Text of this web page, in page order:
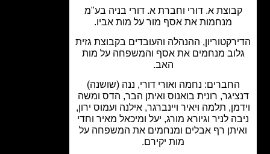
א. דורי וחברת א. דורי בניה בע"מ
מנחמות את אסף מור על מות אביו.
ההנהלה והעובדים בקבוצת גזית
מנחמים את אסף והמשפחה על מות
נחמה ואורי דורי, ננה (שושנה)
רונית בואנוס ואיתן הבר, הדס ומשה
תלמה ויאיר ויינברגר, אילנה ועמוס ירון,
לניר וגיורא מורג, יעל ומיכאל מאיר וחדי
רף אבלים ומנחמים את המשפחה על
מות יקירם.